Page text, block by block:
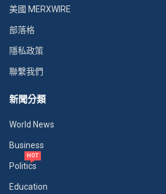
美國 MERXWIRE
部落格
隱私政策
聯繫我們
新聞分類
World News
Business
Politics
HOT
Education